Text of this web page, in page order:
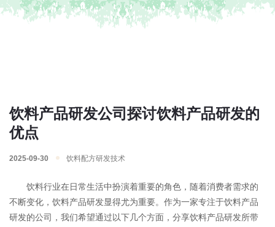
饮料产品研发公司探讨饮料产品研发的
优点
2025-09-30 饮料配方研发技术
饮料行业在日常生活中扮演着重要的角色，随着消费者需求的
不断变化，饮料产品研发显得尤为重要。作为一家专注于饮料产品
研发的公司，我们希望通过以下几个方面，分享饮料产品研发所带